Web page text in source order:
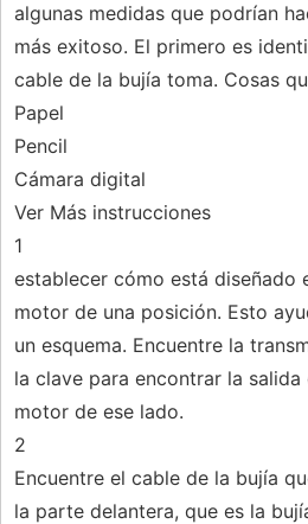
algunas medidas que podrían
más exitoso. El primero es
cable de la bujía toma. Cosas
Papel
Pencil
Cámara digital
Ver Más instrucciones
1
establecer cómo está diseñado
motor de una posición. Esto
un esquema. Encuentre la
la clave para encontrar la salida
motor de ese lado.
2
Encuentre el cable de la bujía
la parte delantera, que es la